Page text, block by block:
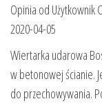
Opinia od Użytkownik
2020-04-05
Wiertarka udarowa
w betonowej ścianie.
do przechowywania.